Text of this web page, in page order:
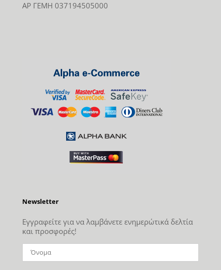
ΑΡ ΓΕΜΗ 037194505000
Newsletter
Εγγραφείτε για να λαμβάνετε ενημερώτικά δελτία
και προσφορές!